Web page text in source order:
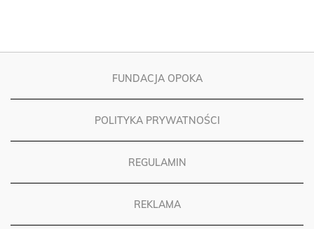
FUNDACJA OPOKA
POLITYKA PRYWATNOŚCI
REGULAMIN
REKLAMA